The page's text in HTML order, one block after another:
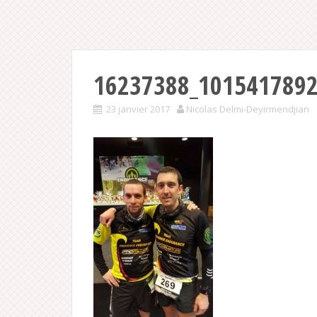
23 janvier 2017 Nicolas Delmi-Deyirmendjian